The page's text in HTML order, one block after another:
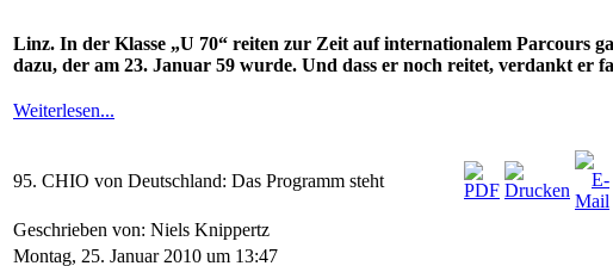
Linz. In der Klasse „U 70“ reiten zur Zeit auf internationalem Parcours
dazu, der am 23. Januar 59 wurde. Und dass er noch reitet, verdankt er
Weiterlesen...
95. CHIO von Deutschland: Das Programm steht
Geschrieben von: Niels Knippertz
Montag, 25. Januar 2010 um 13:47